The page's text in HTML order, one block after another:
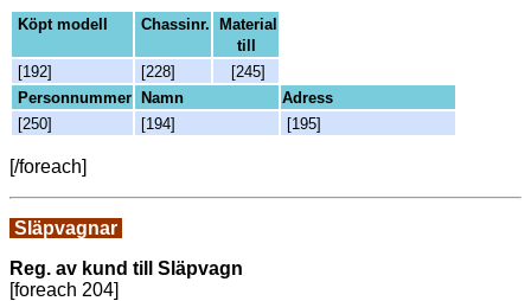
Köpt modell Chassinr. Material
till
[192]
[228]
[245]
Personnummer Namn
Adress
[250]
[194] [195]
[/foreach]
Släpvagnar
Reg. av kund till Släpvagn
[foreach 204]